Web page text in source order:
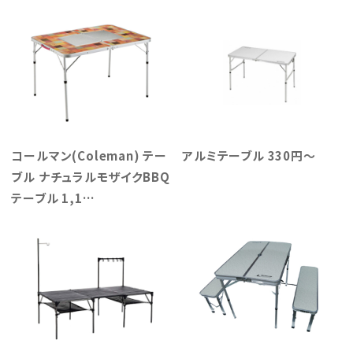
コールマン(Coleman) テー
ブル ナチュラルモザイクBBQ
テーブル 1,1…
アルミテーブル 330円～